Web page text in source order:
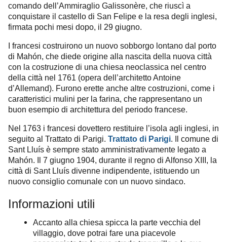
comando dell’Ammiraglio Galissonère, che riuscì a
conquistare il castello di San Felipe e la resa degli inglesi,
firmata pochi mesi dopo, il 29 giugno.
I francesi costruirono un nuovo sobborgo lontano dal porto
di Mahón, che diede origine alla nascita della nuova città
con la costruzione di una chiesa neoclassica nel centro
della città nel 1761 (opera dell’architetto Antoine
d’Allemand). Furono erette anche altre costruzioni, come i
caratteristici mulini per la farina, che rappresentano un
buon esempio di architettura del periodo francese.
Nel 1763 i francesi dovettero restituire l’isola agli inglesi, in
seguito al Trattato di Parigi. Trattato di Parigi. Il comune di
Sant Lluís è sempre stato amministrativamente legato a
Mahón. Il 7 giugno 1904, durante il regno di Alfonso XIII, la
città di Sant Lluís divenne indipendente, istituendo un
nuovo consiglio comunale con un nuovo sindaco.
Informazioni utili
Accanto alla chiesa spicca la parte vecchia del
villaggio, dove potrai fare una piacevole